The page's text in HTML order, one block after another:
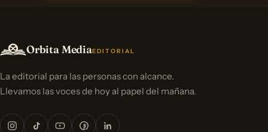
Orbita MediaEDITORIAL
La editorial para las personas con alcance.
Llevamos las voces de hoy al papel del mañana.